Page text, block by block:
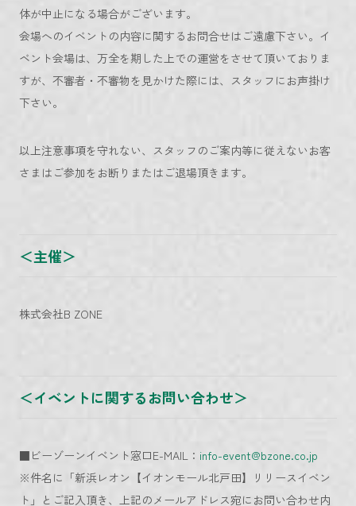
体が中止になる場合がございます。
会場へのイベントの内容に関するお問合せはご遠慮下さい。イ
ベント会場は、万全を期した上での運営をさせて頂いておりま
すが、不審者・不審物を見かけた際には、スタッフにお声掛け
下さい。
以上注意事項を守れない、スタッフのご案内等に従えないお客
さまはご参加をお断りまたはご退場頂きます。
＜主催＞
株式会社B ZONE
＜イベントに関するお問い合わせ＞
■ビーゾーンイベント窓口E-MAIL： info-event@bzone.co.jp
※件名に「新浜レオン【イオンモール北戸田】リリースイベン
ト」とご記入頂き、上記のメールアドレス宛にお問い合わせ内